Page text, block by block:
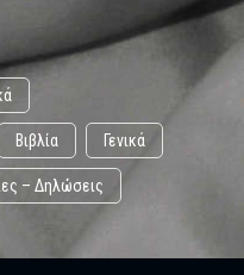
Βιβλία Γενικά
– Δηλώσεις